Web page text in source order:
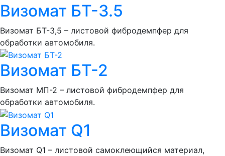
Визомат БТ-3.5
Визомат БТ-3,5 – листовой фибродемпфер для
обработки автомобиля.
Визомат БТ-2
Визомат МП-2 – листовой фибродемпфер для
обработки автомобиля.
Визомат Q1
Визомат Q1 – листовой самоклеющийся материал,